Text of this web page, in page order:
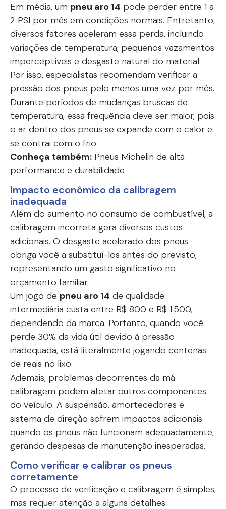
Em média, um pneu aro 14 pode perder entre 1 a
2 PSI por mês em condições normais. Entretanto,
diversos fatores aceleram essa perda, incluindo
variações de temperatura, pequenos vazamentos
imperceptíveis e desgaste natural do material.
Por isso, especialistas recomendam verificar a
pressão dos pneus pelo menos uma vez por mês.
Durante períodos de mudanças bruscas de
temperatura, essa frequência deve ser maior, pois
o ar dentro dos pneus se expande com o calor e
se contrai com o frio.
Conheça também: Pneus Michelin de alta
performance e durabilidade
Impacto econômico da calibragem
inadequada
Além do aumento no consumo de combustível, a
calibragem incorreta gera diversos custos
adicionais. O desgaste acelerado dos pneus
obriga você a substituí-los antes do previsto,
representando um gasto significativo no
orçamento familiar.
Um jogo de pneu aro 14 de qualidade
intermediária custa entre R$ 800 e R$ 1.500,
dependendo da marca. Portanto, quando você
perde 30% da vida útil devido à pressão
inadequada, está literalmente jogando centenas
de reais no lixo.
Ademais, problemas decorrentes da má
calibragem podem afetar outros componentes
do veículo. A suspensão, amortecedores e
sistema de direção sofrem impactos adicionais
quando os pneus não funcionam adequadamente,
gerando despesas de manutenção inesperadas.
Como verificar e calibrar os pneus
corretamente
O processo de verificação e calibragem é simples,
mas requer atenção a alguns detalhes